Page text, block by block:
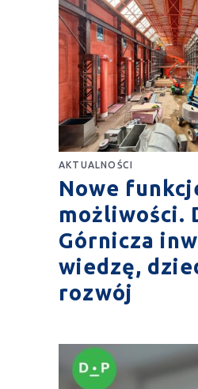
AKTUALNOŚCI
Nowe
możliwości.
Górnicza
wiedzę,
rozwój